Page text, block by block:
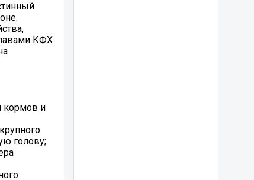
КФХ
кормов и
голову;